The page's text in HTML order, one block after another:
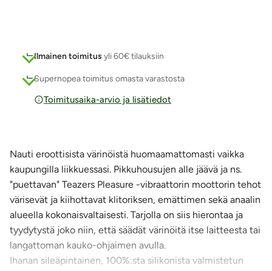
Ilmainen toimitus yli 60€ tilauksiin
Supernopea toimitus omasta varastosta
Toimitusaika-arvio ja lisätiedot
Nauti eroottisista värinöistä huomaamattomasti vaikka
kaupungilla liikkuessasi. Pikkuhousujen alle jäävä ja ns.
"puettavan" Teazers Pleasure -vibraattorin moottorin tehot
värisevät ja kiihottavat klitoriksen, emättimen sekä anaalin
alueella kokonaisvaltaisesti. Tarjolla on siis hierontaa ja
tyydytystä joko niin, että säädät värinöitä itse laitteesta tai
langattoman kauko-ohjaimen avulla.
Ihanan sileäpintainen, 100%:sta silikonista valmistetun